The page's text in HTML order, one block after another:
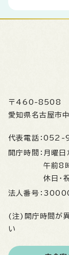
〒460-8508
愛知県名古屋市
代表電話： 052-
開庁時間： 月曜
午前8
休日・
法人番号：
(注)開庁時間が
い